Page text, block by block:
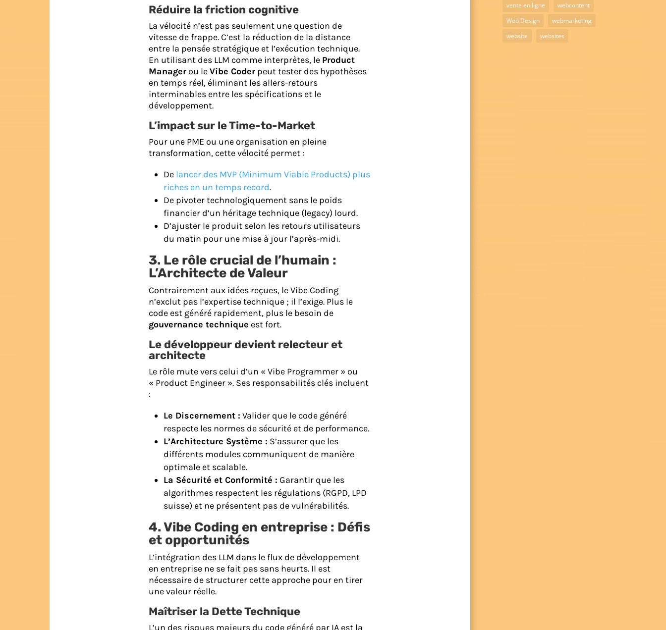
Réduire la friction cognitive
La vélocité n’est pas seulement une question de
vitesse de frappe. C’est la réduction de la distance
entre la pensée stratégique et l’exécution technique.
En utilisant des LLM comme interprètes, le Product
Manager ou leVibe Coder peut tester des hypothèses
en temps réel, éliminant les allers-retours
interminables entre les spécifications et le
développement.
L’impact sur le Time-to-Market
Pour une PME ou une organisation en pleine
transformation, cette vélocité permet :
De lancer des MVP (Minimum Viable Products) plus
riches en un temps record.
De pivoter technologiquement sans le poids
financier d’un héritage technique (legacy) lourd.
D’ajuster le produit selon les retours utilisateurs
du matin pour une mise à jour l’après-midi.
3. Le rôle crucial de l’humain :
L’Architecte de Valeur
Contrairement aux idées reçues, le Vibe Coding
n’exclut pas l’expertise technique ; il l’exige. Plus le
code est généré rapidement, plus le besoin de
gouvernance technique est fort.
Le développeur devient relecteur et
architecte
Le rôle mute vers celui d’un « Vibe Programmer » ou
« Product Engineer ». Ses responsabilités clés incluent
:
Le Discernement : Valider que le code généré
respecte les normes de sécurité et de performance.
L’Architecture Système : S’assurer que les
différents modules communiquent de manière
optimale et scalable.
La Sécurité et Conformité : Garantir que les
algorithmes respectent les régulations (RGPD, LPD
suisse) et ne présentent pas de vulnérabilités.
4. Vibe Coding en entreprise : Défis
et opportunités
L’intégration des LLM dans le flux de développement
en entreprise ne se fait pas sans heurts. Il est
nécessaire de structurer cette approche pour en tirer
une valeur réelle.
Maîtriser la Dette Technique
L’un des risques majeurs du code généré par IA est la
vente en ligne
webcontent
Web Design
webmarketing
website
websites